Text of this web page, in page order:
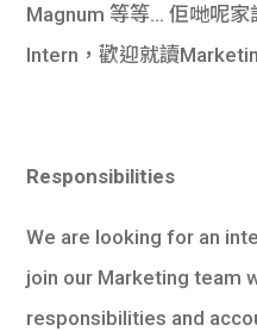
Magnum 等等… 佢哋呢
Intern，歡迎就讀
Responsibilities
We are looking for an
join our Marketing team
responsibilities and